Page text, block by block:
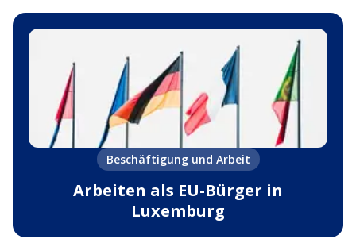
Beschäftigung und Arbeit
Arbeiten als EU-Bürger in
Luxemburg